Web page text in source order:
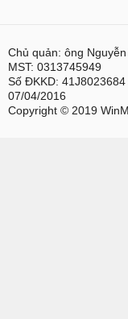
Chủ quản: ông
MST: 0313745949
Số ĐKKD:
07/04/2016
Copyright © 2019